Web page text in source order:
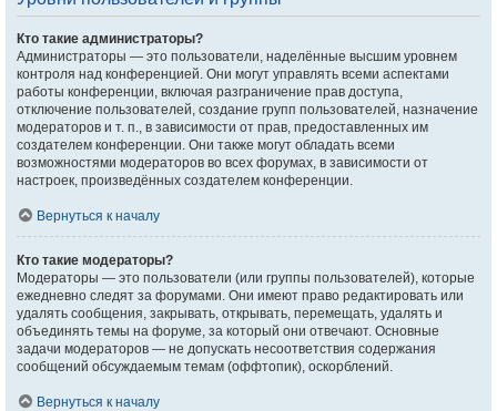
Кто такие администраторы?
Администраторы — это пользователи, наделённые высшим уровнем
контроля над конференцией. Они могут управлять всеми аспектами
работы конференции, включая разграничение прав доступа,
отключение пользователей, создание групп пользователей, назначение
модераторов и т. п., в зависимости от прав, предоставленных им
создателем конференции. Они также могут обладать всеми
возможностями модераторов во всех форумах, в зависимости от
настроек, произведённых создателем конференции.
Вернуться к началу
Кто такие модераторы?
Модераторы — это пользователи (или группы пользователей), которые
ежедневно следят за форумами. Они имеют право редактировать или
удалять сообщения, закрывать, открывать, перемещать, удалять и
объединять темы на форуме, за который они отвечают. Основные
задачи модераторов — не допускать несоответствия содержания
сообщений обсуждаемым темам (оффтопик), оскорблений.
Вернуться к началу